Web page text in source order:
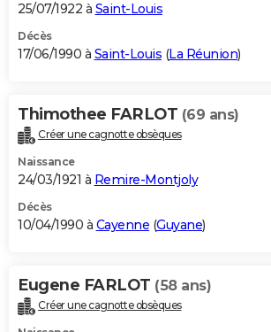
25/07/1922 à Saint-Louis
Décès
17/06/1990 à Saint-Louis (La Réunion)
Thimothee FARLOT (69 ans)
Créer une cagnotte obsèques
Naissance
24/03/1921 à Remire-Montjoly
Décès
10/04/1990 à Cayenne (Guyane)
Eugene FARLOT (58 ans)
Créer une cagnotte obsèques